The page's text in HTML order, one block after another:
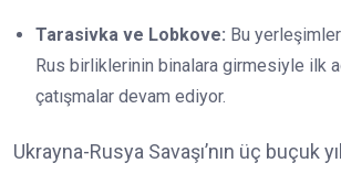
Tarasivka ve Lobkove: Bu
Rus birliklerinin binalara girmesiyle ilk
çatışmalar devam ediyor.
Ukrayna-Rusya Savaşı’nın üç buçuk